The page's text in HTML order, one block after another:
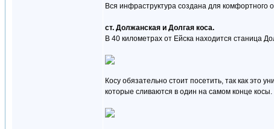
Вся инфраструктура создана для
ст. Должанская и Долгая коса.
В 40 километрах от Ейска находится станица
Косу обязательно стоит посетить, так как
которые сливаются в один на самом конце косы.